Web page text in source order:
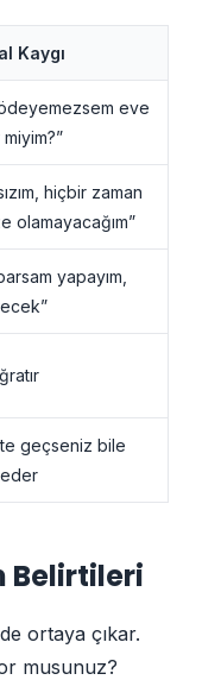
Kaygı
ödeyemezsem eve
hiçbir zaman
olamayacağım”
yapayım,
geçseniz bile
Belirtileri
ortaya çıkar.
musunuz?